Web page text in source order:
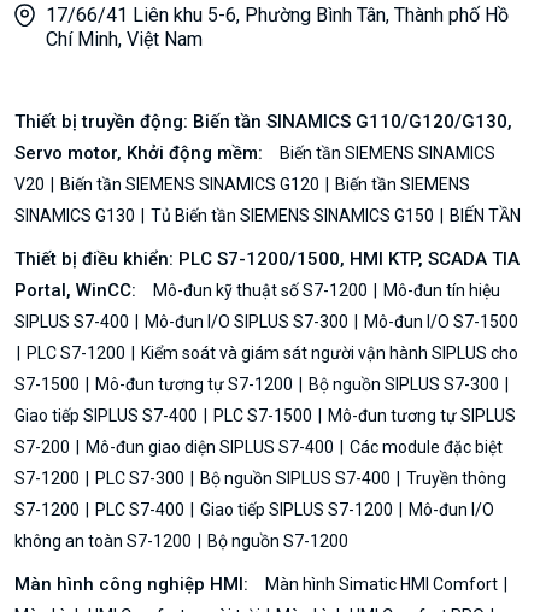
17/66/41 Liên khu 5-6, Phường Bình Tân, Thành phố Hồ
Chí Minh, Việt Nam
Thiết bị truyền động: Biến tần SINAMICS G110/G120/G130,
Servo motor, Khởi động mềm:
Biến tần SIEMENS SINAMICS
V20
Biến tần SIEMENS SINAMICS G120
Biến tần SIEMENS
SINAMICS G130
Tủ Biến tần SIEMENS SINAMICS G150 BIẾN TẦN
Thiết bị điều khiển: PLC S7-1200/1500, HMI KTP, SCADA TIA
Portal, WinCC:
Mô-đun kỹ thuật số S7-1200
Mô-đun tín hiệu
SIPLUS S7-400
Mô-đun I/O SIPLUS S7-300
Mô-đun I/O S7-1500
PLC S7-1200
Kiểm soát và giám sát người vận hành SIPLUS cho
S7-1500
Mô-đun tương tự S7-1200
Bộ nguồn SIPLUS S7-300
Giao tiếp SIPLUS S7-400
PLC S7-1500
Mô-đun tương tự SIPLUS
S7-200
Mô-đun giao diện SIPLUS S7-400
Các module đặc biệt
S7-1200
PLC S7-300 Bộ nguồn SIPLUS S7-400
Truyền thông
S7-1200
PLC S7-400 Giao tiếp SIPLUS S7-1200
Mô-đun I/O
không an toàn S7-1200
Bộ nguồn S7-1200
Màn hình công nghiệp HMI:
Màn hình Simatic HMI Comfort